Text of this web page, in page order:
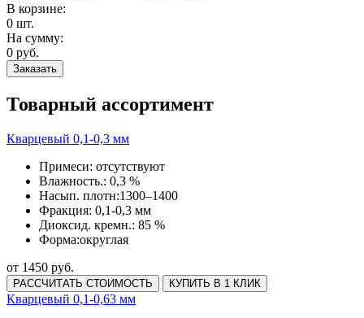
В корзине:
0 шт.
На сумму:
0 руб.
Заказать
Товарный ассортимент
Кварцевый 0,1-0,3 мм
Примеси: отсутствуют
Влажность.: 0,3 %
Насып. плотн:1300–1400
Фракция: 0,1-0,3 мм
Диоксид. кремн.: 85 %
Форма:округлая
от 1450 руб.
РАССЧИТАТЬ СТОИМОСТЬ КУПИТЬ В 1 КЛИК
Кварцевый 0,1-0,63 мм